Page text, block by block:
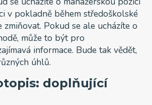
v pokladně během středoškolské
zmiňovat. Pokud se ale ucházíte o
může to být pro
informace. Bude tak vědět,
úhlů.
doplňující